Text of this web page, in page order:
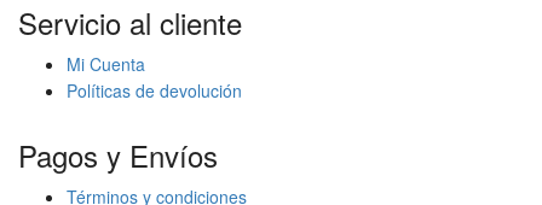
Servicio al cliente
Mi Cuenta
Políticas de devolución
Pagos y Envíos
Términos y condiciones